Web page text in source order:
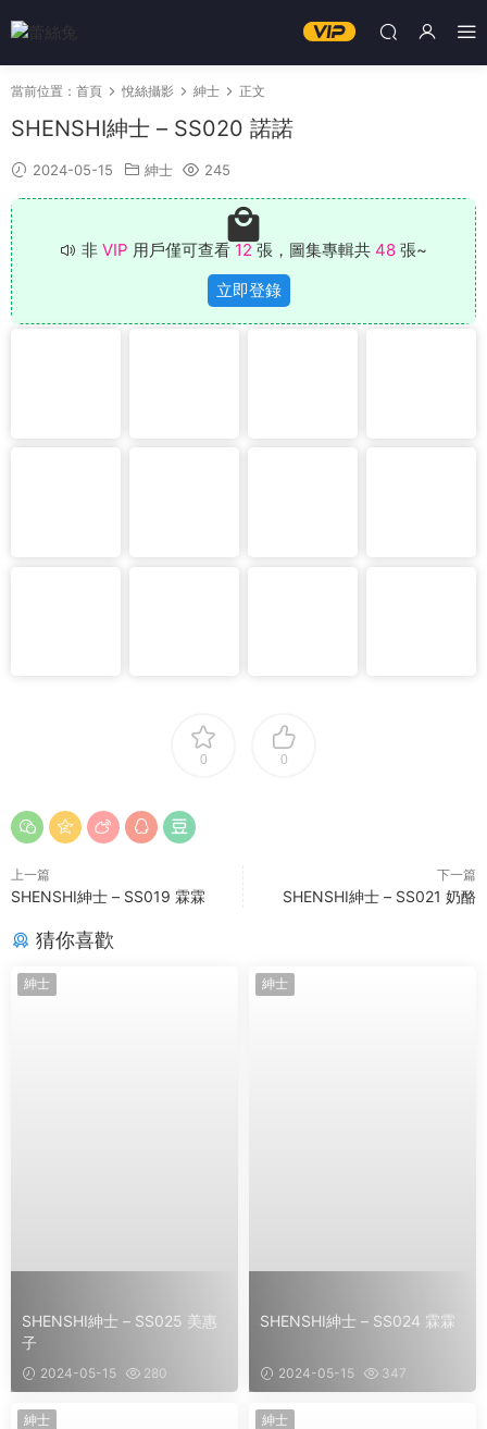
當前位置： 首頁 悅絲攝影 紳士 正文
SHENSHI紳士 – SS020 諾諾
2024-05-15 紳士 245
非 VIP 用戶僅可查看 12 張，圖集專輯共 48 張~
立即登錄
0 0
上一篇
SHENSHI紳士 – SS019 霖霖
下一篇
SHENSHI紳士 – SS021 奶酪
猜你喜歡
紳士
SHENSHI紳士 – SS025 美惠
子
2024-05-15 280
紳士
SHENSHI紳士 – SS024 霖霖
2024-05-15 347
紳士 紳士